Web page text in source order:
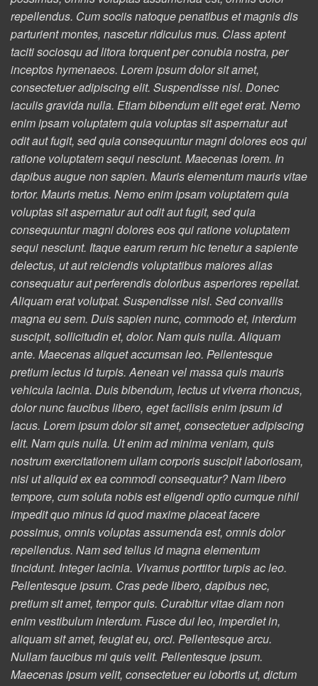
repellendus. Cum sociis natoque penatibus et magnis dis
parturient montes, nascetur ridiculus mus. Class aptent
taciti sociosqu ad litora torquent per conubia nostra, per
inceptos hymenaeos. Lorem ipsum dolor sit amet,
consectetuer adipiscing elit. Suspendisse nisl. Donec
iaculis gravida nulla. Etiam bibendum elit eget erat. Nemo
enim ipsam voluptatem quia voluptas sit aspernatur aut
odit aut fugit, sed quia consequuntur magni dolores eos qui
ratione voluptatem sequi nesciunt. Maecenas lorem. In
dapibus augue non sapien. Mauris elementum mauris vitae
tortor. Mauris metus. Nemo enim ipsam voluptatem quia
voluptas sit aspernatur aut odit aut fugit, sed quia
consequuntur magni dolores eos qui ratione voluptatem
sequi nesciunt. Itaque earum rerum hic tenetur a sapiente
delectus, ut aut reiciendis voluptatibus maiores alias
consequatur aut perferendis doloribus asperiores repellat.
Aliquam erat volutpat. Suspendisse nisl. Sed convallis
magna eu sem. Duis sapien nunc, commodo et, interdum
suscipit, sollicitudin et, dolor. Nam quis nulla. Aliquam
ante. Maecenas aliquet accumsan leo. Pellentesque
pretium lectus id turpis. Aenean vel massa quis mauris
vehicula lacinia. Duis bibendum, lectus ut viverra rhoncus,
dolor nunc faucibus libero, eget facilisis enim ipsum id
lacus. Lorem ipsum dolor sit amet, consectetuer adipiscing
elit. Nam quis nulla. Ut enim ad minima veniam, quis
nostrum exercitationem ullam corporis suscipit laboriosam,
nisi ut aliquid ex ea commodi consequatur? Nam libero
tempore, cum soluta nobis est eligendi optio cumque nihil
impedit quo minus id quod maxime placeat facere
possimus, omnis voluptas assumenda est, omnis dolor
repellendus. Nam sed tellus id magna elementum
tincidunt. Integer lacinia. Vivamus porttitor turpis ac leo.
Pellentesque ipsum. Cras pede libero, dapibus nec,
pretium sit amet, tempor quis. Curabitur vitae diam non
enim vestibulum interdum. Fusce dui leo, imperdiet in,
aliquam sit amet, feugiat eu, orci. Pellentesque arcu.
Nullam faucibus mi quis velit. Pellentesque ipsum.
Maecenas ipsum velit, consectetuer eu lobortis ut, dictum